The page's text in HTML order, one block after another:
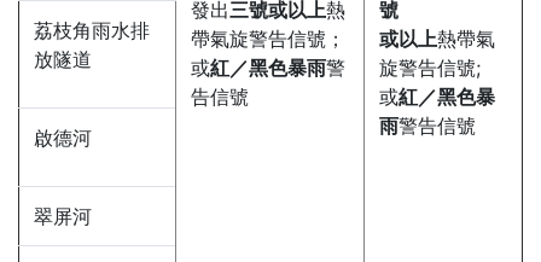
發出三號或以上熱
帶氣旋警告信號；
或紅／黑色暴雨警
告信號
號
或以上熱帶氣
旋警告信號;
或紅／黑色暴
雨警告信號
荔枝角雨水排
放隧道
啟德河
翠屏河